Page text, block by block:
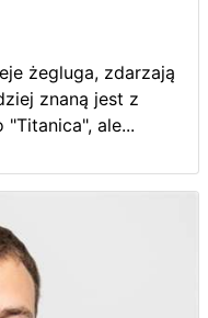
żegluga, zdarzają
znaną jest z
"Titanica", ale...